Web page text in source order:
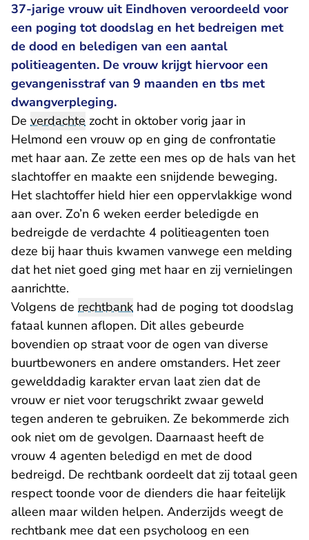
37-jarige vrouw uit Eindhoven veroordeeld voor
een poging tot doodslag en het bedreigen met
de dood en beledigen van een aantal
politieagenten. De vrouw krijgt hiervoor een
gevangenisstraf van 9 maanden en tbs met
dwangverpleging.
De verdachte zocht in oktober vorig jaar in
Helmond een vrouw op en ging de confrontatie
met haar aan. Ze zette een mes op de hals van het
slachtoffer en maakte een snijdende beweging.
Het slachtoffer hield hier een oppervlakkige wond
aan over. Zo’n 6 weken eerder beledigde en
bedreigde de verdachte 4 politieagenten toen
deze bij haar thuis kwamen vanwege een melding
dat het niet goed ging met haar en zij vernielingen
aanrichtte.
Volgens de rechtbank had de poging tot doodslag
fataal kunnen aflopen. Dit alles gebeurde
bovendien op straat voor de ogen van diverse
buurtbewoners en andere omstanders. Het zeer
gewelddadig karakter ervan laat zien dat de
vrouw er niet voor terugschrikt zwaar geweld
tegen anderen te gebruiken. Ze bekommerde zich
ook niet om de gevolgen. Daarnaast heeft de
vrouw 4 agenten beledigd en met de dood
bedreigd. De rechtbank oordeelt dat zij totaal geen
respect toonde voor de dienders die haar feitelijk
alleen maar wilden helpen. Anderzijds weegt de
rechtbank mee dat een psycholoog en een